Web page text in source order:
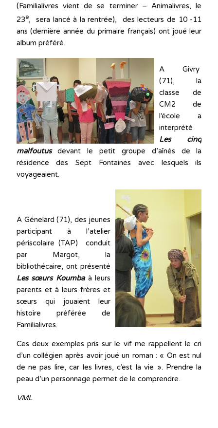
(Familialivres vient de se terminer – Animalivres, le
23e, sera lancé à la rentrée), des lecteurs de 10 -11
ans (dernière année du primaire français) ont joué leur
album préféré.
A Givry
(71), la
classe de
CM2 de
l’école a
interprété
Les cinq
malfoutusdevant le petit groupe d’aînés de la
résidence des Sept Fontaines avec lesquels ils
voyageaient.
A Génelard (71), des jeunes
participant à l’atelier
périscolaire (TAP) conduit
par Margot, la
bibliothécaire, ont présenté
Les sœurs Koumbaà leurs
parents et à leurs frères et
sœurs qui jouaient leur
histoire préférée de
Familialivres.
Ces deux exemples pris sur le vif me rappellent le cri
d’un collégien après avoir joué un roman : « On est nul
de ne pas lire, car les livres, c’est la vie ». Prendre la
peau d’un personnage permet de le comprendre.
VML